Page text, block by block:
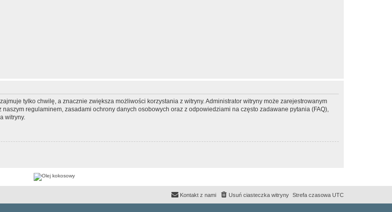
tylko chwilę, a znacznie zwiększa możliwości korzystania z witryny. Administrator witryny może zarejestrowanym
regulaminem, zasadami ochrony danych osobowych oraz z odpowiedziami na często zadawane pytania (FAQ),
witryny.
Strefa czasowa UTC
Usuń ciasteczka witryny
Kontakt z nami